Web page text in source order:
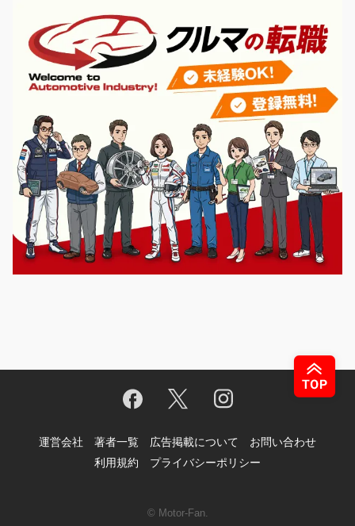
運営会社 著者一覧 広告掲載について
お問い合わせ
利用規約
プライバシーポリシー
© Motor-Fan.